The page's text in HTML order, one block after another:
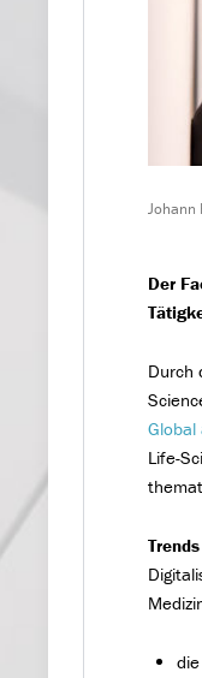
Johann
Der
Durch
Life-